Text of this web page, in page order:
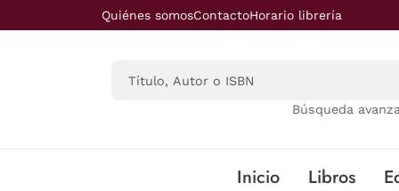
Saltar al contenido principal
Quiénes somosContactoHorario librería
Búsqueda
Inicio Libros